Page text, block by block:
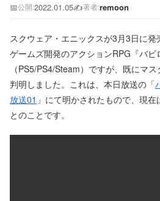
📅公開:2022.01.05✍️著者:remoon
スクウェア・エニックスが3月3日に
ゲームズ開発のアクションRPG『バビ
（PS5/PS4/Steam）ですが、既にマ
判明しました。これは、本日放送の「
放送01 」にて明かされたもので、現
とのことです。